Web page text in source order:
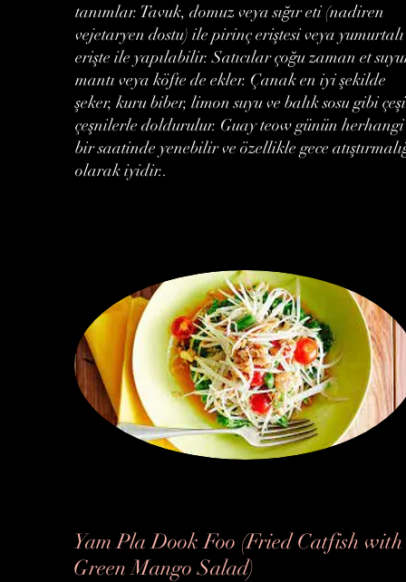
tanımlar. Tavuk, domuz veya sığır eti (nadiren
vejetaryen dostu) ile pirinç eriştesi veya yumurtalı
erişte ile yapılabilir. Satıcılar çoğu zaman et
mantı veya köfte de ekler. Çanak en iyi şekilde
şeker, kuru biber, limon suyu ve balık sosu gibi
çeşnilerle doldurulur. Guay teow günün herhangi
bir saatinde yenebilir ve özellikle gece
olarak iyidir..
Yam Pla Dook Foo (Fried Catfish with
Green Mango Salad)